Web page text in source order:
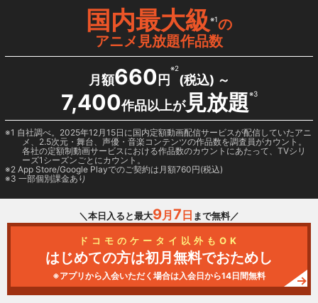
国内最大級※1の
アニメ見放題作品数
月額660 円
※2
(税込) ～
7,400作品以上が見放題※3
1 自社調べ。2025年12月15日に国内定額動画配信サービスが配信していたアニ
メ、2.5次元・舞台、声優・音楽コンテンツの作品数を調査員がカウント。
各社の定額制動画サービスにおける作品数のカウントにあたって、TVシリ
ーズ1シーズンごとにカウント。
2 App Store/Google Playでのご契約は月額760円(税込)
3 一部個別課金あり
＼本日入ると最大9月 7 日 まで無料／
ドコモのケータイ以外もOK
はじめての方は初月無料でおためし
※アプリから入会いただく場合は入会日から14日間無料